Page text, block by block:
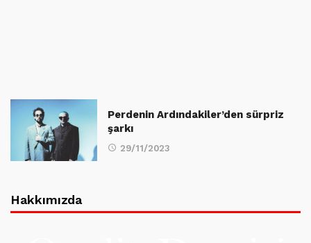
Perdenin Ardındakiler’den sürpriz
şarkı
29/11/2023
Hakkımızda